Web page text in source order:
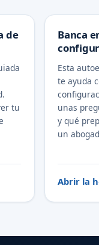
de
tu
Banca
Esta
te ayuda
unas
y qué
un
Abrir la